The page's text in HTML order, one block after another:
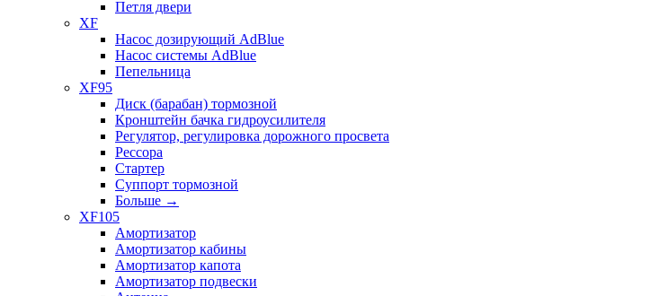
Петля двери
XF
Насос дозирующий AdBlue
Насос системы AdBlue
Пепельница
XF95
Диск (барабан) тормозной
Кронштейн бачка гидроусилителя
Регулятор, регулировка дорожного просвета
Рессора
Стартер
Суппорт тормозной
Больше →
XF105
Амортизатор
Амортизатор кабины
Амортизатор капота
Амортизатор подвески